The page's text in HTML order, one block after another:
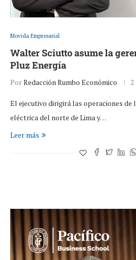
Movida Empresarial
Walter Sciutto asume la
Pluz Energía
PorRedacción Rumbo Económico 2
El ejecutivo dirigirá las operaciones de
eléctrica del norte de Lima y…
Leer más